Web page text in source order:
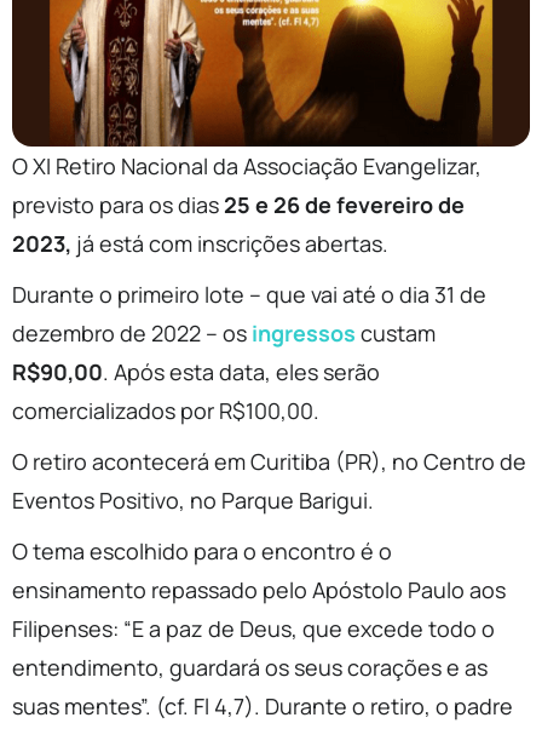
O XI Retiro Nacional da Associação Evangelizar,
previsto para os dias 25 e 26 de fevereiro de
2023, já está com inscrições abertas.
Durante o primeiro lote – que vai até o dia 31 de
dezembro de 2022 – os ingressos custam
R$90,00. Após esta data, eles serão
comercializados por R$100,00.
O retiro acontecerá em Curitiba (PR), no Centro de
Eventos Positivo, no Parque Barigui.
O tema escolhido para o encontro é o
ensinamento repassado pelo Apóstolo Paulo aos
Filipenses: “E a paz de Deus, que excede todo o
entendimento, guardará os seus corações e as
suas mentes”. (cf. Fl 4,7). Durante o retiro, o padre